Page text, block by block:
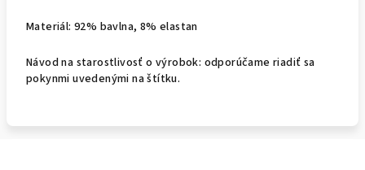
Materiál: 92% bavlna, 8% elastan
Návod na starostlivosť o výrobok: odporúčame riadiť sa
pokynmi uvedenými na štítku.